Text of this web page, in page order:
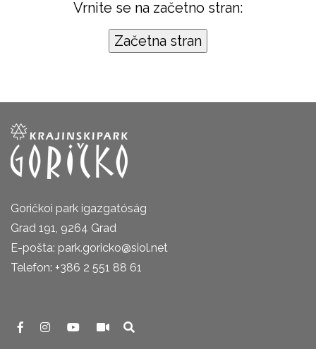
Vrnite se na začetno stran:
Goričkoi park igazgatóság
Grad 191, 9264 Grad
E-pošta: park.goricko@siol.net
Telefon: +386 2 551 88 61